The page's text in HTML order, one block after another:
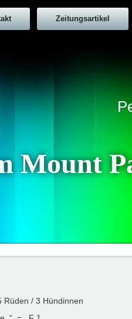
Zeitungsartikel
Mount
/ 3 Hündinnen